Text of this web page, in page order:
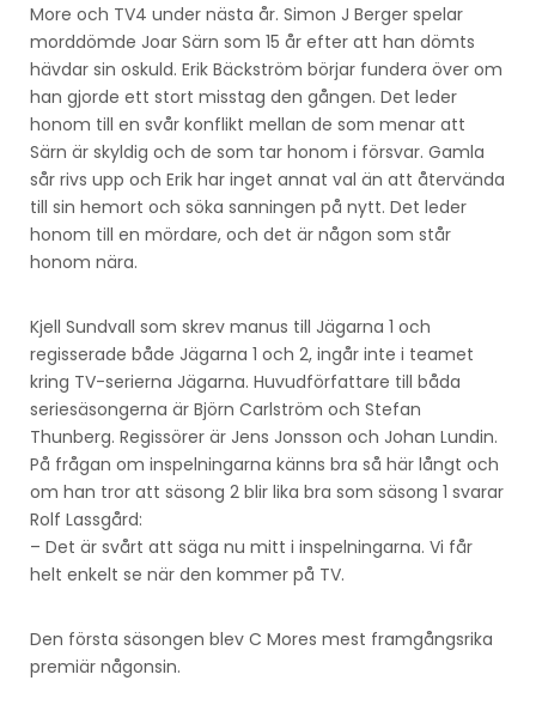
More och TV4 under nästa år. Simon J Berger spelar
morddömde Joar Särn som 15 år efter att han dömts
hävdar sin oskuld. Erik Bäckström börjar fundera över om
han gjorde ett stort misstag den gången. Det leder
honom till en svår konflikt mellan de som menar att
Särn är skyldig och de som tar honom i försvar. Gamla
sår rivs upp och Erik har inget annat val än att återvända
till sin hemort och söka sanningen på nytt. Det leder
honom till en mördare, och det är någon som står
honom nära.
Kjell Sundvall som skrev manus till Jägarna 1 och
regisserade både Jägarna 1 och 2, ingår inte i teamet
kring TV-serierna Jägarna. Huvudförfattare till båda
seriesäsongerna är Björn Carlström och Stefan
Thunberg. Regissörer är Jens Jonsson och Johan Lundin.
På frågan om inspelningarna känns bra så här långt och
om han tror att säsong 2 blir lika bra som säsong 1 svarar
Rolf Lassgård:
– Det är svårt att säga nu mitt i inspelningarna. Vi får
helt enkelt se när den kommer på TV.
Den första säsongen blev C Mores mest framgångsrika
premiär någonsin.